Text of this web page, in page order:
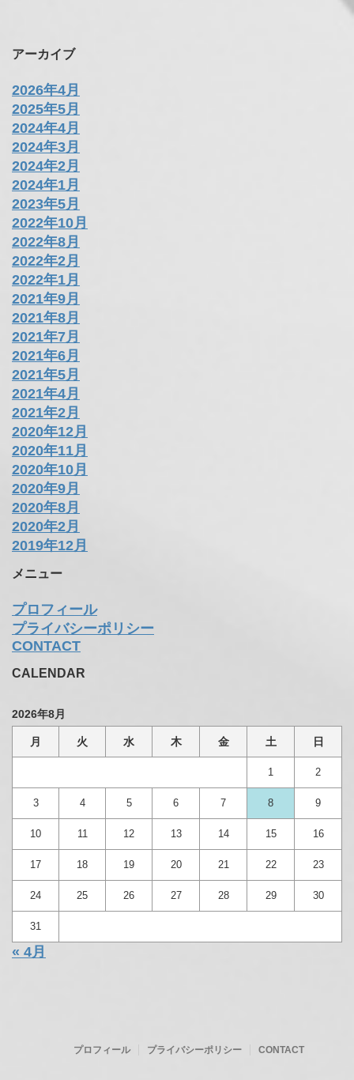
アーカイブ
2026年4月
2025年5月
2024年4月
2024年3月
2024年2月
2024年1月
2023年5月
2022年10月
2022年8月
2022年2月
2022年1月
2021年9月
2021年8月
2021年7月
2021年6月
2021年5月
2021年4月
2021年2月
2020年12月
2020年11月
2020年10月
2020年9月
2020年8月
2020年2月
2019年12月
メニュー
プロフィール
プライバシーポリシー
CONTACT
CALENDAR
2026年8月
月 火 水 木 金 土 日
1 2
3 4 5 6 7 8 9
10 11 12 13 14 15 16
17 18 19 20 21 22 23
24 25 26 27 28 29 30
31
« 4月
プロフィール プライバシーポリシー CONTACT